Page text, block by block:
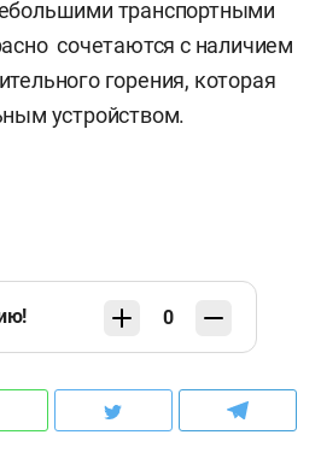
транспортными
сочетаются с наличием
горения, которая
устройством.
0